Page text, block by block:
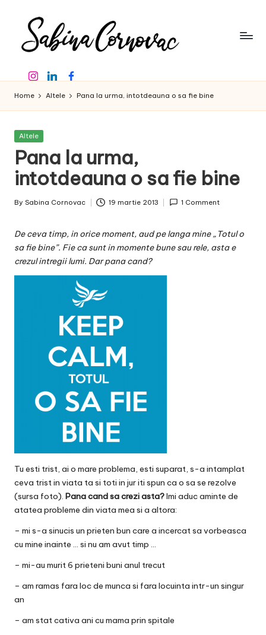
content
a
b
in
a
C
o
r
n
o
v
creator
de
16
-
InstagramLinkedinFacebook
Home Altele Pana la urma, intotdeauna o sa fie bine
Posted
Altele
Pana la urma,
intotdeauna o sa fie bine
Posted
By Sabina Cornovac 19 martie 2013 1 Comment
De ceva timp, in orice moment, aud pe langa mine „Totul o
sa fie bine”. Fie ca sunt in momente bune sau rele, asta e
crezul intregii lumi. Dar pana cand?
Tu esti trist, ai o mare problema, esti suparat, s-a intamplat
ceva trist in viata ta si toti in jur iti spun ca o sa se rezolve
(sursa foto). Pana cand sa crezi asta?Imi aduc aminte de
atatea probleme din viata mea si a altora:
– mi s-a sinucis un prieten bun care a incercat sa vorbeasca
cu mine inainte … si nu am avut timp …
– mi-au murit 6 prieteni buni anul trecut
– am ramas fara loc de munca si fara locuinta intr-un singur
an
– am stat cativa ani cu mama prin spitale